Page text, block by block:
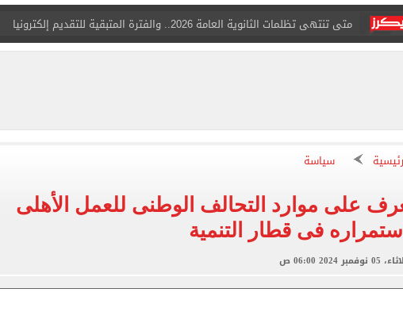
متى تنتهى تظلمات الثانوية العامة 2026.. والفترة المتبقية للتقديم إلكترونيا
بيزيرا يتمسك بالرحيل عن الزمالك ويدرس خيارات جديدة رغم رفض النادي بيعه
مكتب التنسيق: إتاحة تعديل الرغبات حتى غلق المرحلة الأولى
إقبال على تسجيل رغبات المرحلة الأولى للتنسيق.. و71 ألف طالب سجلوا حتى الآن
هيثم حسن وسيلتيك.. عقد طويل ومكافآت دوري أبطال أوروبا تنتظر نجم الفراعنة
تعرف على آخر موعد لتسجيل رغبات المرحلة الأولى بتنسيق الجامعات 2026
سياسة
على موارد التحالف الوطنى للعمل الأهلى
فى قطار التنمية
2024 06:00 ص